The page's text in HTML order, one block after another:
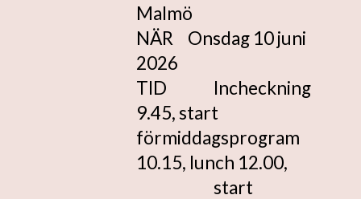
Malmö
NÄR
Onsdag 10 juni
2026
TID
Incheckning
9.45, start
förmiddagsprogram
10.15, lunch 12.00,
start